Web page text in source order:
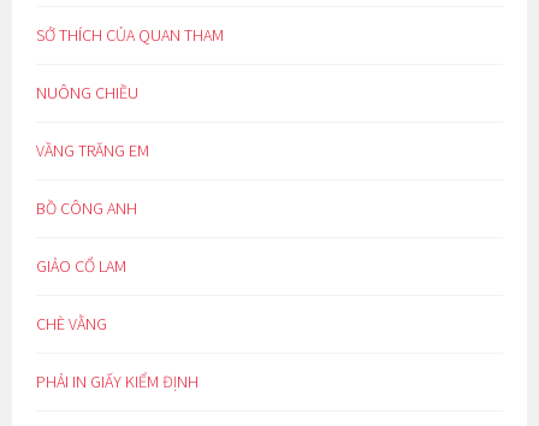
SỞ THÍCH CỦA QUAN THAM
NUÔNG CHIỀU
VẦNG TRĂNG EM
BỒ CÔNG ANH
GIẢO CỔ LAM
CHÈ VẰNG
PHẢI IN GIẤY KIỂM ĐỊNH